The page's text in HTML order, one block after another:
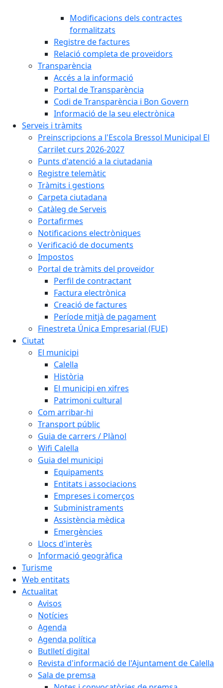
Modificacions dels contractes
formalitzats
Registre de factures
Relació completa de proveïdors
Transparència
Accés a la informació
Portal de Transparència
Codi de Transparència i Bon Govern
Informació de la seu electrònica
Serveis i tràmits
Preinscripcions a l'Escola Bressol Municipal El
Carrilet curs 2026-2027
Punts d'atenció a la ciutadania
Registre telemàtic
Tràmits i gestions
Carpeta ciutadana
Catàleg de Serveis
Portafirmes
Notificacions electròniques
Verificació de documents
Impostos
Portal de tràmits del proveïdor
Perfil de contractant
Factura electrònica
Creació de factures
Període mitjà de pagament
Finestreta Única Empresarial (FUE)
Ciutat
El municipi
Calella
Història
El municipi en xifres
Patrimoni cultural
Com arribar-hi
Transport públic
Guia de carrers / Plànol
Wifi Calella
Guia del municipi
Equipaments
Entitats i associacions
Empreses i comerços
Subministraments
Assistència mèdica
Emergències
Llocs d'interès
Informació geogràfica
Turisme
Web entitats
Actualitat
Avisos
Notícies
Agenda
Agenda política
Butlletí digital
Revista d'informació de l'Ajuntament de Calella
Sala de premsa